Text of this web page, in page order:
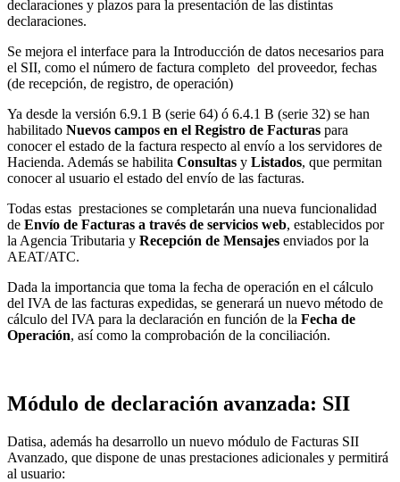
declaraciones y plazos para la presentación de las distintas
declaraciones.
Se mejora el interface para la Introducción de datos necesarios para
el SII, como el número de factura completo del proveedor, fechas
(de recepción, de registro, de operación)
Ya desde la versión 6.9.1 B (serie 64) ó 6.4.1 B (serie 32) se han
habilitado Nuevos campos en el Registro de Facturas para
conocer el estado de la factura respecto al envío a los servidores de
Hacienda. Además se habilita Consultas y Listados, que permitan
conocer al usuario el estado del envío de las facturas.
Todas estas prestaciones se completarán una nueva funcionalidad
de Envío de Facturas a través de servicios web, establecidos por
la Agencia Tributaria y Recepción de Mensajes enviados por la
AEAT/ATC.
Dada la importancia que toma la fecha de operación en el cálculo
del IVA de las facturas expedidas, se generará un nuevo método de
cálculo del IVA para la declaración en función de la Fecha de
Operación, así como la comprobación de la conciliación.
Módulo de declaración avanzada: SII
Datisa, además ha desarrollo un nuevo módulo de Facturas SII
Avanzado, que dispone de unas prestaciones adicionales y permitirá
al usuario: